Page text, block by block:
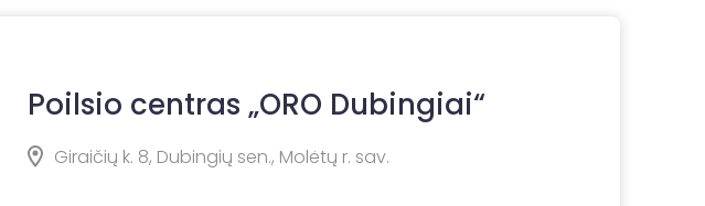
Poilsio centras „ORO Dubingiai“
Giraičių k. 8, Dubingių sen., Molėtų r. sav.